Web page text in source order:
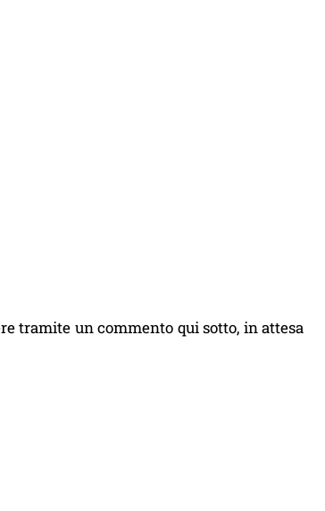
tramite un commento qui sotto, in attesa